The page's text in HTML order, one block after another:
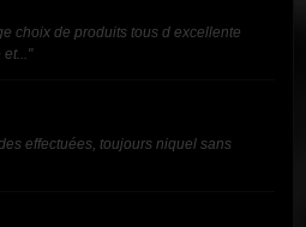
choix de produits tous d excellente
effectuées, toujours niquel sans